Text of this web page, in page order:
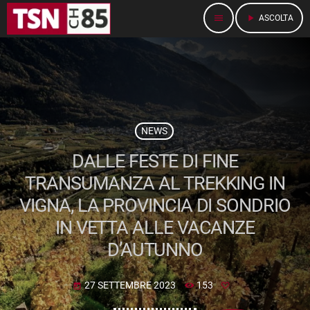
menu play_arrow ASCOLTA
NEWS
DALLE FESTE DI FINE
TRANSUMANZA AL TREKKING IN
VIGNA, LA PROVINCIA DI SONDRIO
IN VETTA ALLE VACANZE
D’AUTUNNO
today 27 SETTEMBRE 2023 153